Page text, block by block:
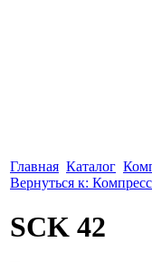
Главная Каталог
Вернуться к:
SCK 42